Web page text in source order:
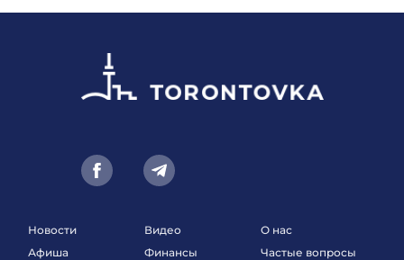
Новости
Афиша
Видео
Финансы
О нас
Частые вопросы